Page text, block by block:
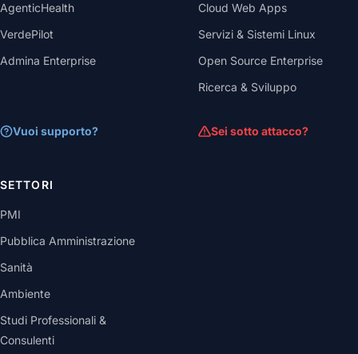
AgenticHealth
VerdePilot
Admina Enterprise
Vuoi supporto?
Cloud Web Apps
Servizi & Sistemi Linux
Open Source Enterprise
Ricerca & Sviluppo
Sei sotto attacco?
SETTORI
PMI
Pubblica Amministrazione
Sanità
Ambiente
Studi Professionali &
Consulenti